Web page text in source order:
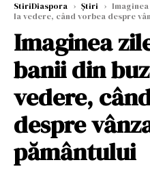
StiriDiaspora › Știri ›
la vedere, când vorbea despre
Imaginea
banii din
vedere,
despre
pământului